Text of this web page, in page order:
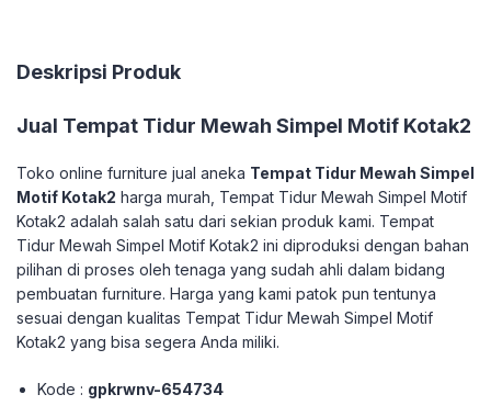
Deskripsi Produk
Jual Tempat Tidur Mewah Simpel Motif Kotak2
Toko online furniture jual aneka Tempat Tidur Mewah Simpel
Motif Kotak2 harga murah, Tempat Tidur Mewah Simpel Motif
Kotak2 adalah salah satu dari sekian produk kami. Tempat
Tidur Mewah Simpel Motif Kotak2 ini diproduksi dengan bahan
pilihan di proses oleh tenaga yang sudah ahli dalam bidang
pembuatan furniture. Harga yang kami patok pun tentunya
sesuai dengan kualitas Tempat Tidur Mewah Simpel Motif
Kotak2 yang bisa segera Anda miliki.
Kode : gpkrwnv-654734